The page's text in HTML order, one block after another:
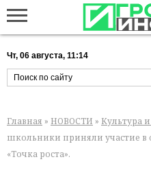
Чт, 06 августа, 11:14
Главная » НОВОСТИ » Культура
школьники приняли участие в
«Точка роста».